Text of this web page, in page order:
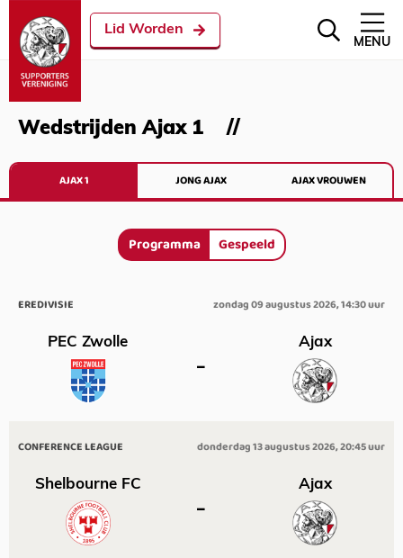
Lid Worden
MENU
Wedstrijden Ajax 1
AJAX 1 JONG AJAX AJAX VROUWEN
Programma Gespeeld
EREDIVISIE zondag 09 augustus 2026, 14:30 uur
PEC Zwolle
–
Ajax
CONFERENCE LEAGUE donderdag 13 augustus 2026, 20:45 uur
Shelbourne FC
–
Ajax